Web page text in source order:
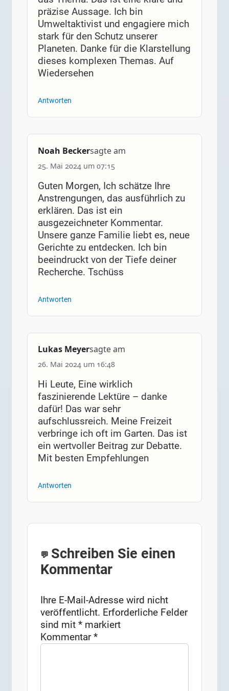
präzise Aussage. Ich bin
Umweltaktivist und engagiere mich
stark für den Schutz unserer
Planeten. Danke für die Klarstellung
dieses komplexen Themas. Auf
Wiedersehen
Antworten
Noah Beckersagte am
25. Mai 2024 um 07:15
Guten Morgen, Ich schätze Ihre
Anstrengungen, das ausführlich zu
erklären. Das ist ein
ausgezeichneter Kommentar.
Unsere ganze Familie liebt es, neue
Gerichte zu entdecken. Ich bin
beeindruckt von der Tiefe deiner
Recherche. Tschüss
Antworten
Lukas Meyersagte am
26. Mai 2024 um 16:48
Hi Leute, Eine wirklich
faszinierende Lektüre – danke
dafür! Das war sehr
aufschlussreich. Meine Freizeit
verbringe ich oft im Garten. Das ist
ein wertvoller Beitrag zur Debatte.
Mit besten Empfehlungen
Antworten
Schreiben Sie einen
Kommentar
Ihre E-Mail-Adresse wird nicht
veröffentlicht. Erforderliche Felder
sind mit* markiert
Kommentar*